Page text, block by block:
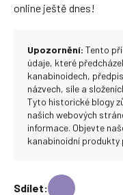
online ještě dnes!
Upozornění: Tento
údaje, které
kanabinoidech,
názvech, síle a
Tyto historické blogy
našich webových
informace. Objevte
kanabinoidní produkty
Sdílet: